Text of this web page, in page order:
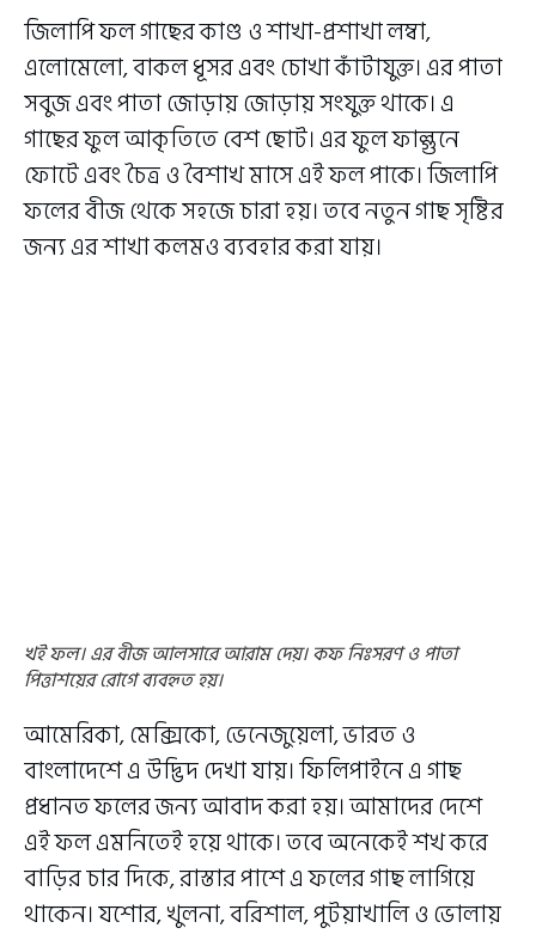
জিলাপি ফল গাছের কাণ্ড ও শাখা-প্রশাখা লম্বা,
এলোমেলো, বাকল ধূসর এবং চোখা কাঁটাযুক্ত। এর পাতা
সবুজ এবং পাতা জোড়ায় জোড়ায় সংযুক্ত থাকে। এ
গাছের ফুল আকৃতিতে বেশ ছোট। এর ফুল ফাল্গুনে
ফোটে এবং চৈত্র ও বৈশাখ মাসে এই ফল পাকে। জিলাপি
ফলের বীজ থেকে সহজে চারা হয়। তবে নতুন গাছ সৃষ্টির
জন্য এর শাখা কলমও ব্যবহার করা যায়।
খই ফল। এর বীজ আলসারে আরাম দেয়। কফ নিঃসরণ ও পাতা
পিত্তাশয়ের রোগে ব্যবহৃত হয়।
আমেরিকা, মেক্সিকো, ভেনেজুয়েলা, ভারত ও
বাংলাদেশে এ উদ্ভিদ দেখা যায়। ফিলিপাইনে এ গাছ
প্রধানত ফলের জন্য আবাদ করা হয়। আমাদের দেশে
এই ফল এমনিতেই হয়ে থাকে। তবে অনেকেই শখ করে
বাড়ির চার দিকে, রাস্তার পাশে এ ফলের গাছ লাগিয়ে
থাকেন। যশোর, খুলনা, বরিশাল, পুটয়াখালি ও ভোলায়